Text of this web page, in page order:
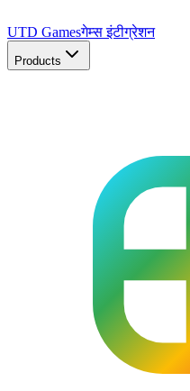
UTD Gamesगेम्स इंटीग्रेशन
Products